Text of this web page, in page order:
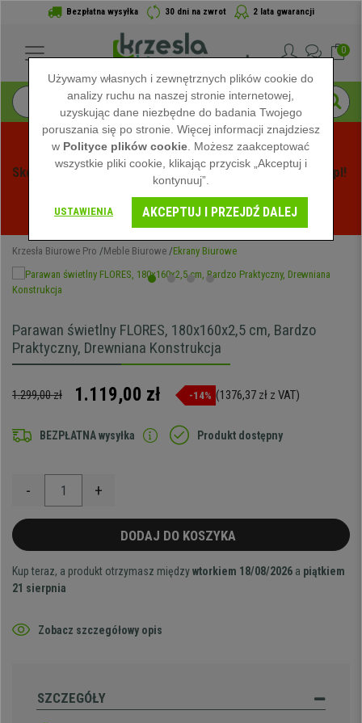
Bezpłatna wysyłka 30 dni na zwrot 2 lata gwarancji
0
Skorzystaj z Letnich Wyprzedaży na Krzeslabiurowepro.pl!
Zobacz oferty -
Krzesła Biurowe Pro Meble Biurowe Ekrany Biurowe
Parawan świetlny FLORES, 180x160x2,5 cm, Bardzo
Praktyczny, Drewniana Konstrukcja
1.299,00 zł 1.119,00 zł -14% (1376,37 zł z VAT)
BEZPŁATNA wysyłka Produkt dostępny
- +
DODAJ DO KOSZYKA
Kup teraz, a produkt otrzymasz międzywtorkiem 18/08/2026 a piątkiem
21 sierpnia
Zobacz szczegółowy opis
SZCZEGÓŁY
Używamy własnych i zewnętrznych plików cookie do
analizy ruchu na naszej stronie internetowej,
uzyskując dane niezbędne do badania Twojego
poruszania się po stronie. Więcej informacji znajdziesz
w Polityce plików cookie . Możesz zaakceptować
wszystkie pliki cookie, klikając przycisk „Akceptuj i
kontynuuj”.
USTAWIENIA AKCEPTUJ I PRZEJDŹ DALEJ